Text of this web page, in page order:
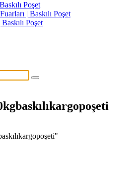
Poşet
| Baskılı Poşet
Poşet